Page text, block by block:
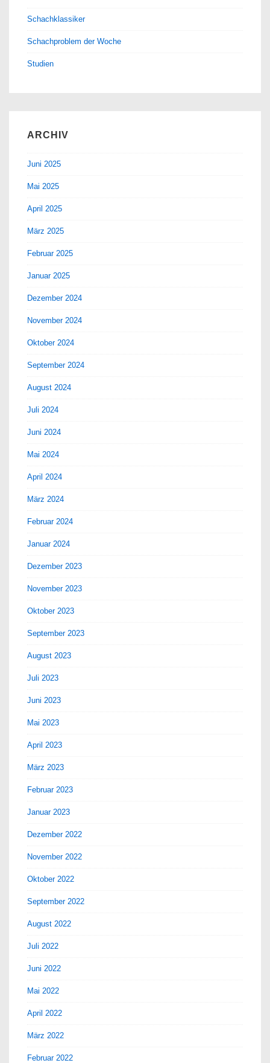
Schachklassiker
Schachproblem der Woche
Studien
ARCHIV
Juni 2025
Mai 2025
April 2025
März 2025
Februar 2025
Januar 2025
Dezember 2024
November 2024
Oktober 2024
September 2024
August 2024
Juli 2024
Juni 2024
Mai 2024
April 2024
März 2024
Februar 2024
Januar 2024
Dezember 2023
November 2023
Oktober 2023
September 2023
August 2023
Juli 2023
Juni 2023
Mai 2023
April 2023
März 2023
Februar 2023
Januar 2023
Dezember 2022
November 2022
Oktober 2022
September 2022
August 2022
Juli 2022
Juni 2022
Mai 2022
April 2022
März 2022
Februar 2022